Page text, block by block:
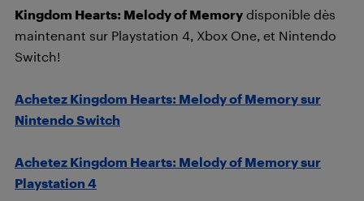
Kingdom Hearts: Melody of Memory disponible dès
maintenant sur Playstation 4, Xbox One, et Nintendo
Switch!
Achetez Kingdom Hearts: Melody of Memory sur
Nintendo Switch
Achetez Kingdom Hearts: Melody of Memory sur
Playstation 4